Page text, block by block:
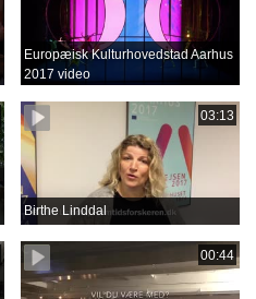
Europæisk Kulturhovedstad Aarhus
2017 video
03:13
Birthe Linddal
00:44